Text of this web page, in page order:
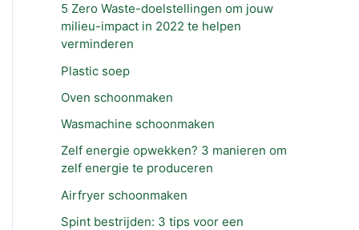
5 Zero Waste-doelstellingen om jouw
milieu-impact in 2022 te helpen
verminderen
Plastic soep
Oven schoonmaken
Wasmachine schoonmaken
Zelf energie opwekken? 3 manieren om
zelf energie te produceren
Airfryer schoonmaken
Spint bestrijden: 3 tips voor een